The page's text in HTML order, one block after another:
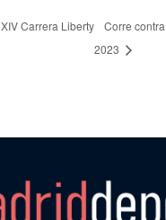
XIV Carrera Liberty
Corre
2023